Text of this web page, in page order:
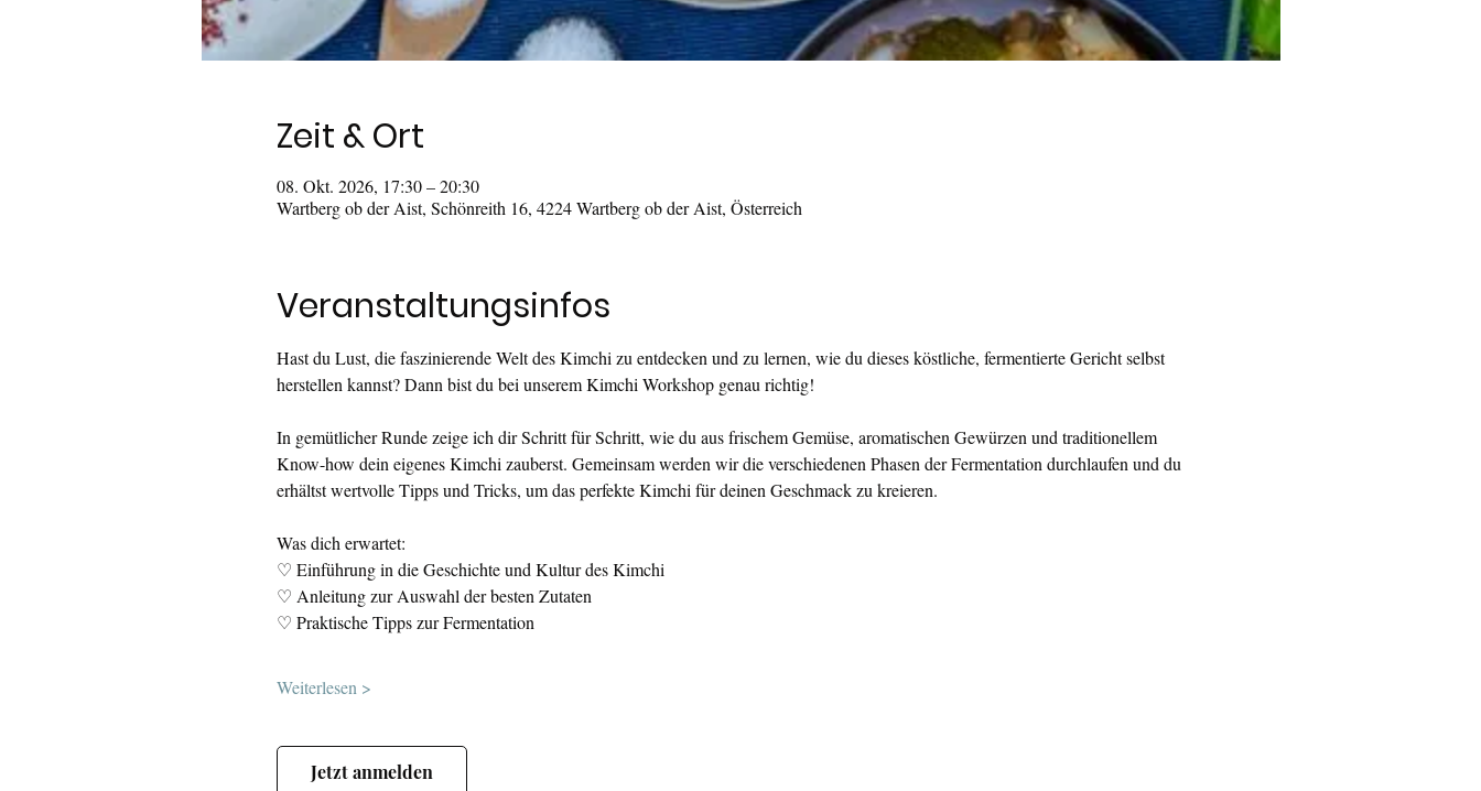
Zeit & Ort
08. Okt. 2026, 17:30 – 20:30
Wartberg ob der Aist, Schönreith 16, 4224 Wartberg ob der Aist, Österreich
Veranstaltungsinfos
Hast du Lust, die faszinierende Welt des Kimchi zu entdecken und zu lernen, wie du dieses köstliche, fermentierte Gericht selbst
herstellen kannst? Dann bist du bei unserem Kimchi Workshop genau richtig!
In gemütlicher Runde zeige ich dir Schritt für Schritt, wie du aus frischem Gemüse, aromatischen Gewürzen und traditionellem
Know-how dein eigenes Kimchi zauberst. Gemeinsam werden wir die verschiedenen Phasen der Fermentation durchlaufen und du
erhältst wertvolle Tipps und Tricks, um das perfekte Kimchi für deinen Geschmack zu kreieren.
Was dich erwartet:
♡ Einführung in die Geschichte und Kultur des Kimchi
♡ Anleitung zur Auswahl der besten Zutaten
♡ Praktische Tipps zur Fermentation
Weiterlesen >
Jetzt anmelden